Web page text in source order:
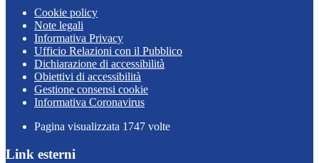
Cookie policy
Note legali
Informativa Privacy
Ufficio Relazioni con il Pubblico
Dichiarazione di accessibilità
Obiettivi di accessibilità
Gestione consensi cookie
Informativa Coronavirus
Pagina visualizzata 1747 volte
Link esterni